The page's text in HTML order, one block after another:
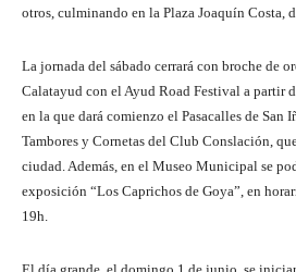
otros, culminando en la Plaza Joaquín Costa,
La jornada del sábado cerrará con broche de
Calatayud con el Ayud Road Festival a partir
en la que dará comienzo el Pasacalles de San
Tambores y Cornetas del Club Conslación,
ciudad. Además, en el Museo Municipal se
exposición “Los Caprichos de Goya”, en
19h.